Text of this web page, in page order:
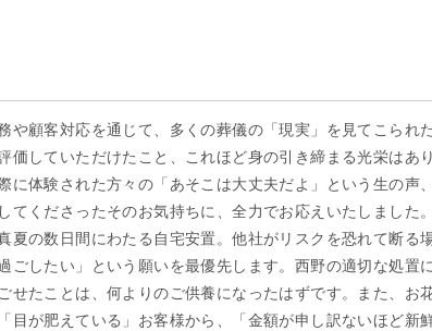
や顧客対応を通じて、多くの葬儀の「現実」を見てこられ
価していただけたこと、これほど身の引き締まる光栄はあ
に体験された方々の「あそこは大丈夫だよ」という生の声
てくださったそのお気持ちに、全力でお応えいたしました。
夏の数日間にわたる自宅安置。他社がリスクを恐れて断る
ごしたい」という願いを最優先します。西野の適切な処置
せたことは、何よりのご供養になったはずです。また、お
目が肥えている」お客様から、「金額が申し訳ないほど新